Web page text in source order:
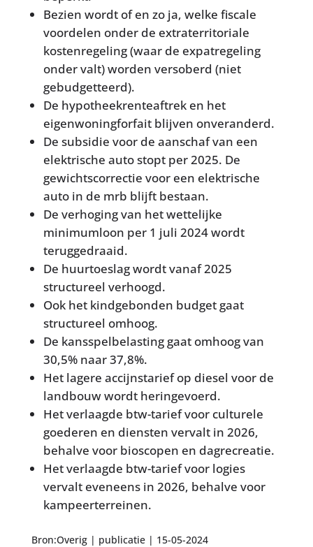
Bezien wordt of en zo ja, welke fiscale
voordelen onder de extraterritoriale
kostenregeling (waar de expatregeling
onder valt) worden versoberd (niet
gebudgetteerd).
De hypotheekrenteaftrek en het
eigenwoningforfait blijven onveranderd.
De subsidie voor de aanschaf van een
elektrische auto stopt per 2025. De
gewichtscorrectie voor een elektrische
auto in de mrb blijft bestaan.
De verhoging van het wettelijke
minimumloon per 1 juli 2024 wordt
teruggedraaid.
De huurtoeslag wordt vanaf 2025
structureel verhoogd.
Ook het kindgebonden budget gaat
structureel omhoog.
De kansspelbelasting gaat omhoog van
30,5% naar 37,8%.
Het lagere accijnstarief op diesel voor de
landbouw wordt heringevoerd.
Het verlaagde btw-tarief voor culturele
goederen en diensten vervalt in 2026,
behalve voor bioscopen en dagrecreatie.
Het verlaagde btw-tarief voor logies
vervalt eveneens in 2026, behalve voor
kampeerterreinen.
Bron:Overig | publicatie | 15-05-2024